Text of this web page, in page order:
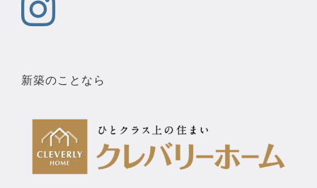
新築のことなら